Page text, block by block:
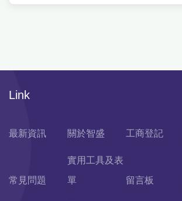
Link
最新資訊 關於智盛 工商登記
常見問題
實用工具及表
單
留言板